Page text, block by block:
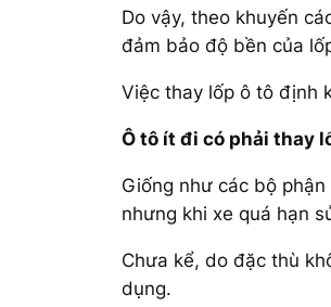
Do vậy, theo khuyến
đảm bảo độ bền của
Việc thay lốp ô tô định
Ô tô ít đi có phải thay
Giống như các bộ
nhưng khi xe quá hạn
Chưa kể, do đặc thù
dụng.